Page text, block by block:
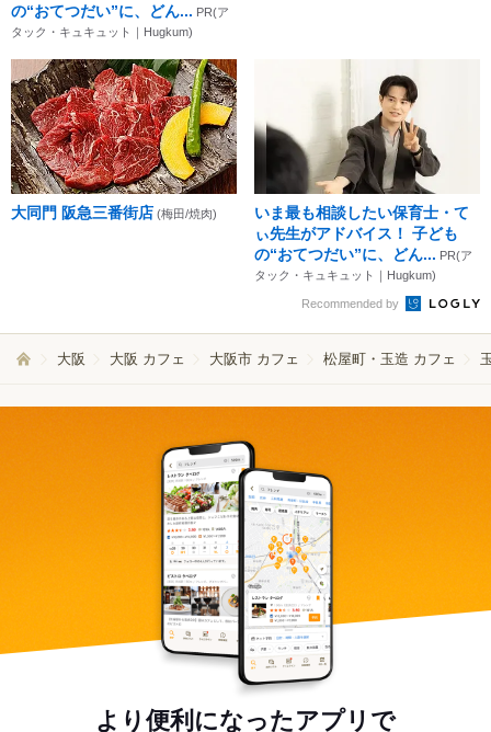
の“おてつだい”に、どん... PR(ア
タック・キュキュット｜Hugkum)
大同門 阪急三番街店 (梅田/焼肉)
いま最も相談したい保育士・て
ぃ先生がアドバイス！ 子ども
の“おてつだい”に、どん... PR(ア
タック・キュキュット｜Hugkum)
Recommended by
大阪 大阪 カフェ 大阪市 カフェ 松屋町・玉造 カフェ
より便利になったアプリで